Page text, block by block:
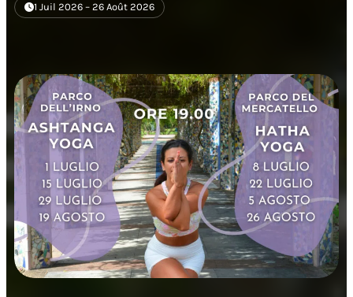
1 Juil 2026 – 26 Août 2026